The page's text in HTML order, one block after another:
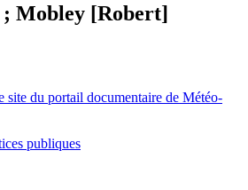
Mobley [Robert]
site du portail documentaire de Météo-
publiques